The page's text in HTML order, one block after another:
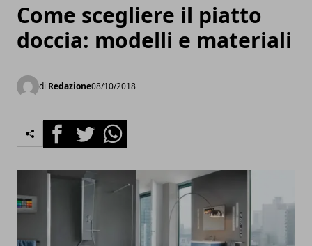
Come scegliere il piatto
doccia: modelli e materiali
di Redazione08/10/2018
FacebookTwitterWhatsapp